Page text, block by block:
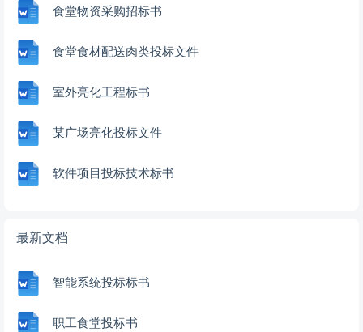
食堂物资采购招标书
食堂食材配送肉类投标文件
室外亮化工程标书
某广场亮化投标文件
软件项目投标技术标书
最新文档
智能系统投标标书
职工食堂投标书